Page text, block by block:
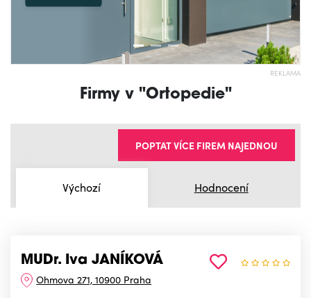
REKLAMA
Firmy v "Ortopedie"
Výchozí Hodnocení
POPTAT VÍCE FIREM NAJEDNOU
MUDr. Iva JANÍKOVÁ
Ohmova 271, 10900 Praha